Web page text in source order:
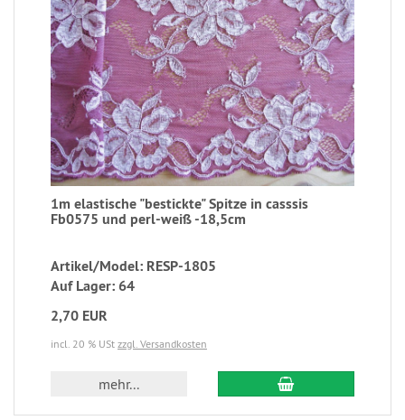
1m elastische "bestickte" Spitze in casssis
Fb0575 und perl-weiß -18,5cm
Artikel/Model: RESP-1805
Auf Lager: 64
2,70 EUR
incl. 20 % USt zzgl. Versandkosten
mehr...